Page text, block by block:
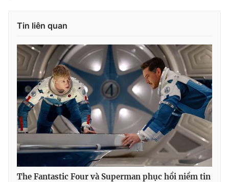
Tin liên quan
The Fantastic Four và Superman phục hồi niềm tin